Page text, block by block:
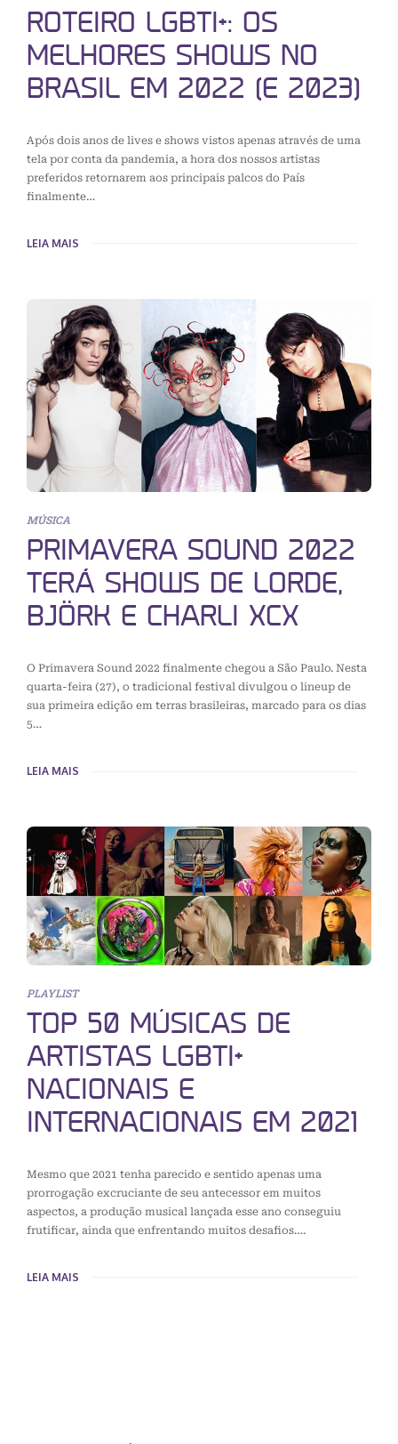
ROTEIRO LGBTI+: OS
MELHORES SHOWS NO
BRASIL EM 2022 (E 2023)
Após dois anos de lives e shows vistos apenas através de uma
tela por conta da pandemia, a hora dos nossos artistas
preferidos retornarem aos principais palcos do País
finalmente…
LEIA MAIS
MÚSICA
PRIMAVERA SOUND 2022
TERÁ SHOWS DE LORDE,
BJÖRK E CHARLI XCX
O Primavera Sound 2022 finalmente chegou a São Paulo. Nesta
quarta-feira (27), o tradicional festival divulgou o lineup de
sua primeira edição em terras brasileiras, marcado para os dias
5…
LEIA MAIS
PLAYLIST
TOP 50 MÚSICAS DE
ARTISTAS LGBTI+
NACIONAIS E
INTERNACIONAIS EM 2021
Mesmo que 2021 tenha parecido e sentido apenas uma
prorrogação excruciante de seu antecessor em muitos
aspectos, a produção musical lançada esse ano conseguiu
frutificar, ainda que enfrentando muitos desafios….
LEIA MAIS